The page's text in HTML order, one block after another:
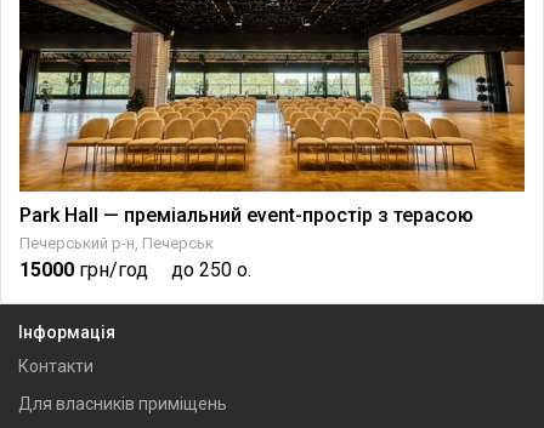
Park Hall — преміальний event-простір з терасою
Печерський р-н, Печерськ
15000 грн/год до 250 о.
Інформація
Контакти
Для власників приміщень